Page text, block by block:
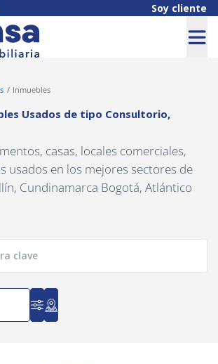
Soy cliente
Inmuebles
Usados de tipo Consultorio,
casas, locales comerciales,
usados en los mejores sectores de
Cundinamarca Bogotá, Atlántico
Inmuebles Usados de tipo Consultorio,